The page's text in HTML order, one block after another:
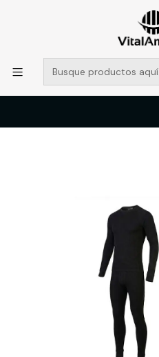
POR SISTEMA FRONTAL SOLO
MUCHAS GRACIAS +569 5956
Leer
Catálogo
ROPA TERMICA Y
PRIMERA CAPA